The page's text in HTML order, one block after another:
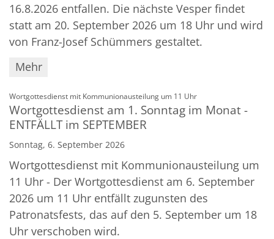
16.8.2026 entfallen. Die nächste Vesper findet
statt am 20. September 2026 um 18 Uhr und wird
von Franz-Josef Schümmers gestaltet.
Mehr
Wortgottesdienst mit Kommunionausteilung um 11 Uhr:
Wortgottesdienst am 1. Sonntag im Monat -
ENTFÄLLT im SEPTEMBER
Sonntag, 6. September 2026
Wortgottesdienst mit Kommunionausteilung um
11 Uhr - Der Wortgottesdienst am 6. September
2026 um 11 Uhr entfällt zugunsten des
Patronatsfests, das auf den 5. September um 18
Uhr verschoben wird.